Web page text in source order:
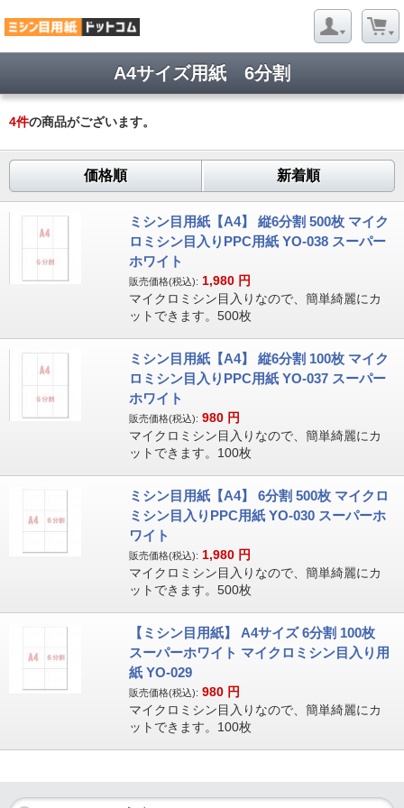
A4サイズ用紙 6分割
4件の商品がございます。
価格順 新着順
ミシン目用紙【A4】 縦6分割 500枚 マイク
ロミシン目入りPPC用紙 YO-038 スーパー
ホワイト
販売価格(税込): 1,980 円
マイクロミシン目入りなので、簡単綺麗にカ
ットできます。500枚
ミシン目用紙【A4】 縦6分割 100枚 マイク
ロミシン目入りPPC用紙 YO-037 スーパー
ホワイト
販売価格(税込): 980 円
マイクロミシン目入りなので、簡単綺麗にカ
ットできます。100枚
ミシン目用紙【A4】 6分割 500枚 マイクロ
ミシン目入りPPC用紙 YO-030 スーパーホ
ワイト
販売価格(税込): 1,980 円
マイクロミシン目入りなので、簡単綺麗にカ
ットできます。500枚
【ミシン目用紙】 A4サイズ 6分割 100枚
スーパーホワイト マイクロミシン目入り用
紙 YO-029
販売価格(税込): 980 円
マイクロミシン目入りなので、簡単綺麗にカ
ットできます。100枚